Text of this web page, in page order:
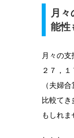
月
能性
月々の
２７，
（夫婦
比較て
もしれま